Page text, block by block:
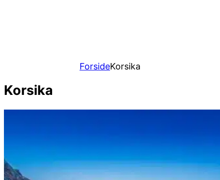
ForsideKorsika
Korsika